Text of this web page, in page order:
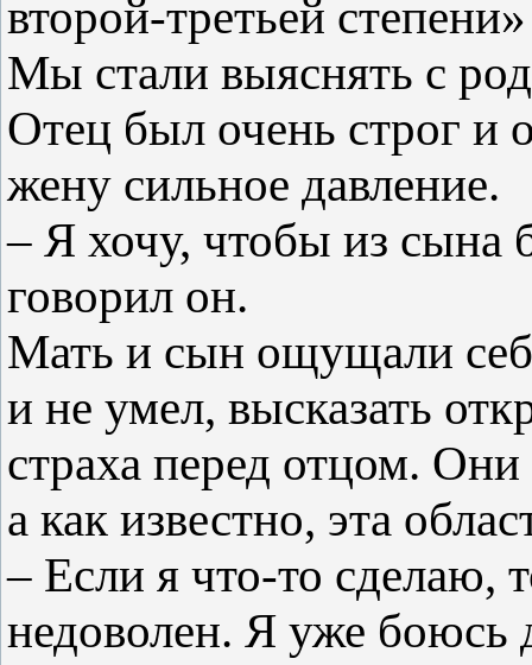
второй-третьей
Мы стали выяснять с
Отец был очень строг и
жену сильное давление.
– Я хочу, чтобы из сына
говорил он.
Мать и сын ощущали
и не умел, высказать
страха перед отцом. Они
а как известно, эта
– Если я что-то сделаю,
недоволен. Я уже боюсь